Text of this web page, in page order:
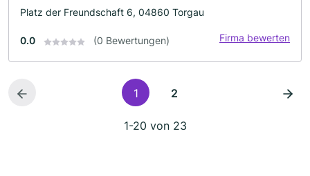
Platz der Freundschaft 6, 04860 Torgau
0.0 (0 Bewertungen) Firma bewerten
1 2
1-20 von 23